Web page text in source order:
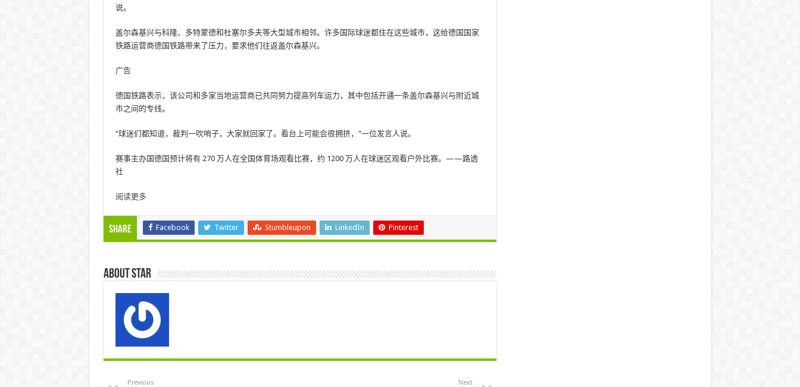
说。
盖尔森基兴与科隆、多特蒙德和杜塞尔多夫等大型城市相邻。许多国际球迷都住在这些城市，这给德国国家
铁路运营商德国铁路带来了压力，要求他们往返盖尔森基兴。
广告
德国铁路表示，该公司和多家当地运营商已共同努力提高列车运力，其中包括开通一条盖尔森基兴与附近城
市之间的专线。
“球迷们都知道，裁判一吹哨子，大家就回家了。看台上可能会很拥挤，”一位发言人说。
赛事主办国德国预计将有 270 万人在全国体育场观看比赛，约 1200 万人在球迷区观看户外比赛。——路透
社
阅读更多
Share Facebook Twitter Stumbleupon LinkedIn Pinterest
About star
Previous Next